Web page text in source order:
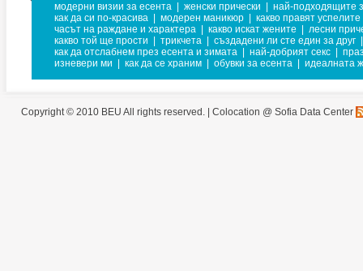
модерни визии за есента женски прически
най-подходящите
как да си по-красива
модерен маникюр
какво правят
часът на раждане и характера
какво искат жените
лесни
какво той ще прости
трикчета създадени ли сте един за друг
как да отслабнем през есента и зимата
най-добрият секс
изневери ми
как да се храним обувки за есента идеалната
Copyright © 2010 BEU All rights reserved. | Colocation @ Sofia Data Center